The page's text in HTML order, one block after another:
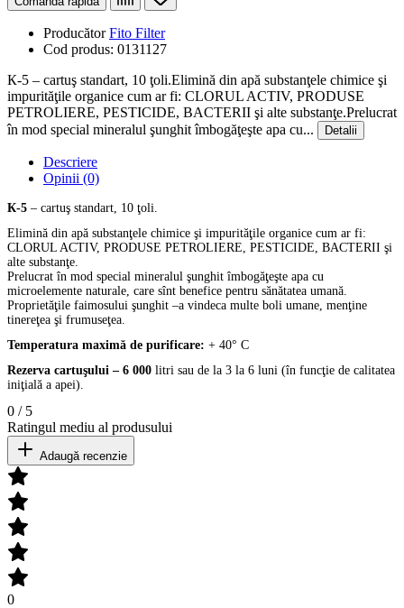
ProducătorFito Filter
Cod produs: 0131127
К-5 – cartuş standart, 10 ţoli.Elimină din apă substanţele chimice şi
impurităţile organice cum ar fi: CLORUL ACTIV, PRODUSE
PETROLIERE, PESTICIDE, BACTERII şi alte substanţe.Prelucrat
în mod special mineralul şunghit îmbogăţeşte apa cu...
Detalii
Descriere
Opinii (0)
К-5 – cartuş standart, 10 ţoli.
Elimină din apă substanţele chimice şi impurităţile organice cum ar fi:
CLORUL ACTIV, PRODUSE PETROLIERE, PESTICIDE, BACTERII şi
alte substanţe.
Prelucrat în mod special mineralul şunghit îmbogăţeşte apa cu
microelemente naturale, care sînt benefice pentru sănătatea umană.
Proprietăţile faimosului şunghit –a vindeca multe boli umane, menţine
tinereţea şi frumuseţea.
Temperatura maximă de purificare: + 40° С
Rezerva cartuşului – 6 000 litri sau de la 3 la 6 luni (în funcţie de calitatea
iniţială a apei).
0 / 5
Ratingul mediu al produsului
Adaugă recenzie
0